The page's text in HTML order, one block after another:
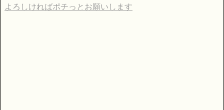
よろしければポチっとお願いします